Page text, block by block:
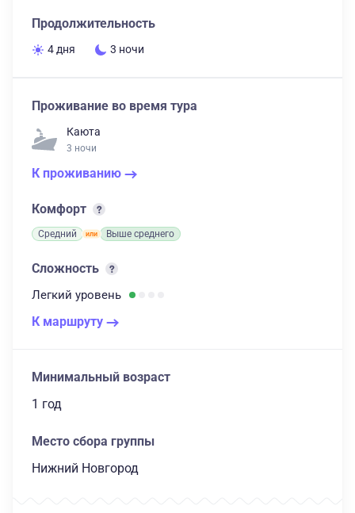
Продолжительность
4 дня 3 ночи
Проживание во время тура
Каюта
3 ночи
К проживанию
Комфорт
Средний Выше среднего
Сложность
Легкий уровень
К маршруту
Минимальный возраст
1 год
Место сбора группы
Нижний Новгород